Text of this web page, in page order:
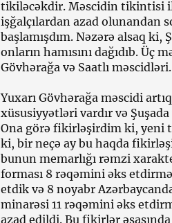
tikiləcəkdir. Məscidin tikintisi
işğalçılardan azad olunandan
başlamışdım. Nəzərə alsaq
onların hamısını dağıdıb. Üç
Gövhərağa və Saatlı
Yuxarı Gövhərağa məscidi
xüsusiyyətləri vardır və
Ona görə fikirləşirdim ki, yeni
ki, bir neçə ay bu haqda
bunun memarlığı rəmzi
forması 8 rəqəmini əks
etdik və 8 noyabr
minarəsi 11 rəqəmini əks
azad edildi. Bu fikirlər